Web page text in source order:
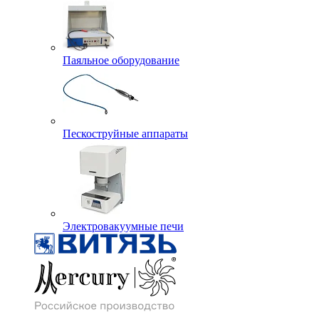
Паяльное оборудование
Пескоструйные аппараты
Электровакуумные печи